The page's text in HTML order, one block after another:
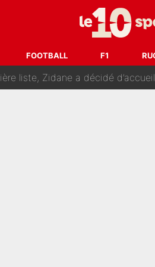
FOOTBALL F1
prêt à l’écarter au PSG, la
: Kylian Mbappé et Lamine Yamal
liste, Zidane a décidé